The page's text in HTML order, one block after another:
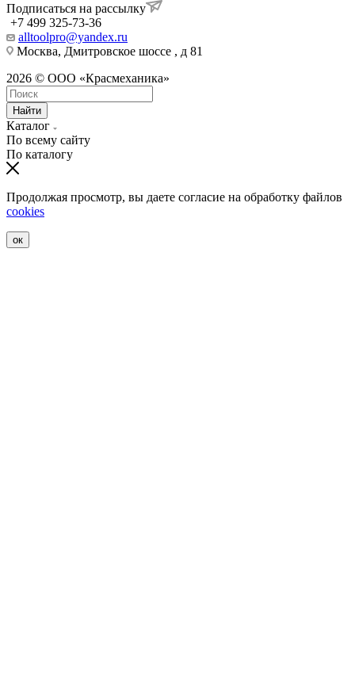
Подписаться на рассылку
+7 499 325-73-36
alltoolpro@yandex.ru
Москва, Дмитровское шоссе , д 81
2026 © ООО «Красмеханика»
Найти
Каталог
По всему сайту
По каталогу
Продолжая просмотр, вы даете согласие на обработку файлов
cookies
ок